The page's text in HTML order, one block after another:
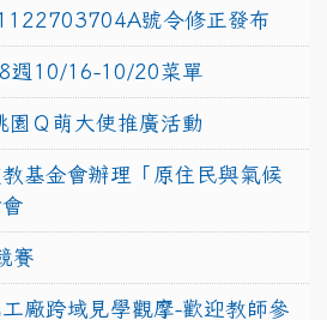
號令修正發布
週10/16-10/20菜單
園Ｑ萌大使推廣活動
基金會辦理「原住民與氣候
賽
廠跨域見學觀摩-歡迎教師參